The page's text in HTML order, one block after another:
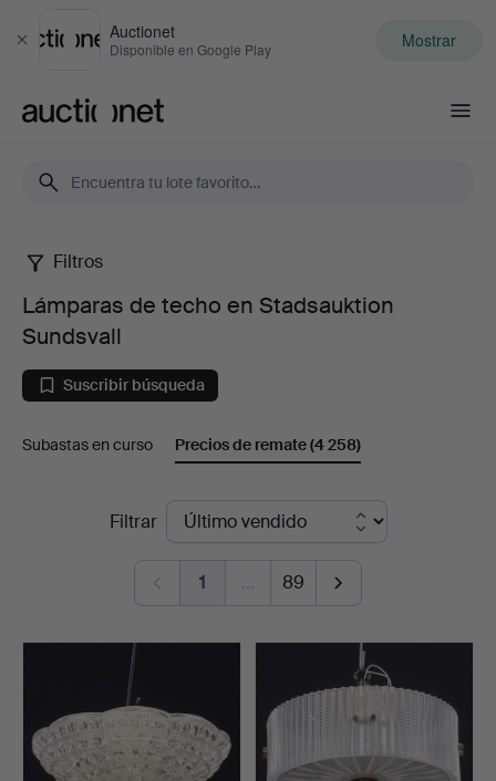
Cerrar
Auctionet
Disponible en Google Play Mostrar
Lámparas
de
techo
en
Sundsvall
Filtros
Lámparas de techo en Stadsauktion
Sundsvall
Suscribir búsqueda
Subastas en curso Precios de remate(4 258)
Filtrar
1 … 89